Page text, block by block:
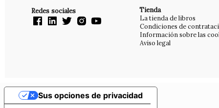
Redes sociales Tienda
La tienda de libros
Condiciones de
Información sobre las
Aviso legal
Sus opciones de privacidad